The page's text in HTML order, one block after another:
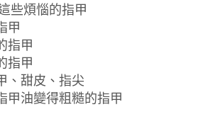
些煩惱的指甲
甲
指甲
指甲
、甜皮、指尖
甲油變得粗糙的指甲